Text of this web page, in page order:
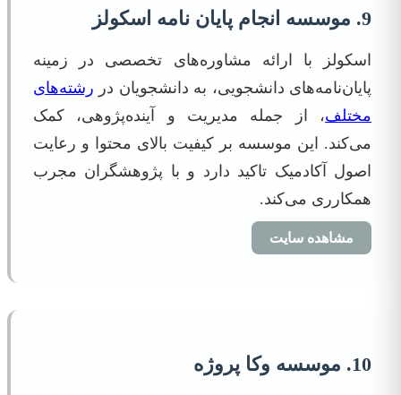
9. موسسه انجام پایان نامه اسکولز
اسکولز با ارائه مشاوره‌های تخصصی در زمینه
پایان‌نامه‌های دانشجویی، به دانشجویان در رشته‌های
مختلف، از جمله مدیریت و آینده‌پژوهی، کمک
می‌کند. این موسسه بر کیفیت بالای محتوا و رعایت
اصول آکادمیک تاکید دارد و با پژوهشگران مجرب
همکارری می‌کند.
مشاهده سایت
10. موسسه وکا پروژه